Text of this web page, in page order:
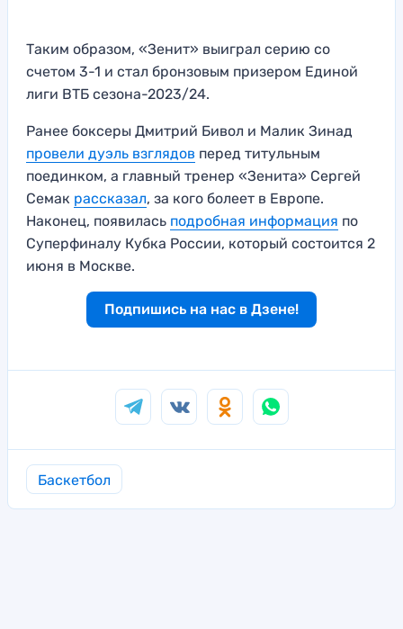
Таким образом, «Зенит» выиграл серию со
счетом 3-1 и стал бронзовым призером Единой
лиги ВТБ сезона-2023/24.
Ранее боксеры Дмитрий Бивол и Малик Зинад
провели дуэль взглядов перед титульным
поединком, а главный тренер «Зенита» Сергей
Семак рассказал, за кого болеет в Европе.
Наконец, появилась подробная информация по
Суперфиналу Кубка России, который состоится 2
июня в Москве.
Подпишись на нас в Дзене!
Баскетбол